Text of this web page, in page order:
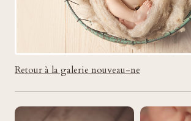
Retour à la galerie nouveau-ne